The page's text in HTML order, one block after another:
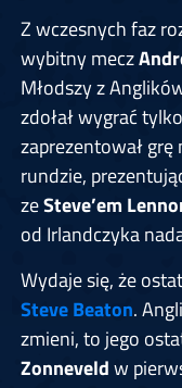
Z wczesnych faz
wybitny mecz
Młodszy z
zdołał wygrać
zaprezentował
rundzie,
zeSteve’em
od Irlandczyka
Wydaje się, że
Steve Beaton.
zmieni, to jego
Zonneveldw